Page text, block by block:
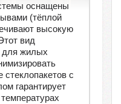
оснащены
(тёплой
высокую
вид
для жилых
стеклопакетов с
гарантирует